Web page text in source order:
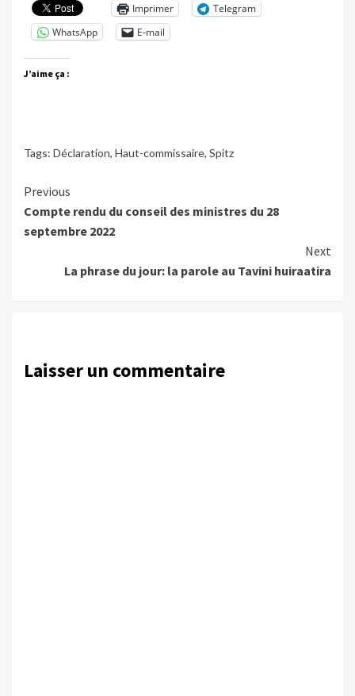
Imprimer
Telegram
WhatsApp
E-mail
J’aime ça :
Tags: Déclaration, Haut-commissaire, Spitz
Continue
Reading
Previous
Compte rendu du conseil des ministres du 28
septembre 2022
Next
La phrase du jour: la parole au Tavini huiraatira
Laisser un commentaire